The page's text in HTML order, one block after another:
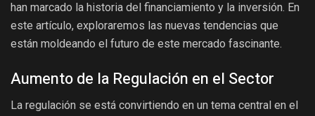
han marcado la historia del financiamiento y la inversión. En
este artículo, exploraremos las nuevas tendencias que
están moldeando el futuro de este mercado fascinante.
Aumento de la Regulación en el Sector
La regulación se está convirtiendo en un tema central en el